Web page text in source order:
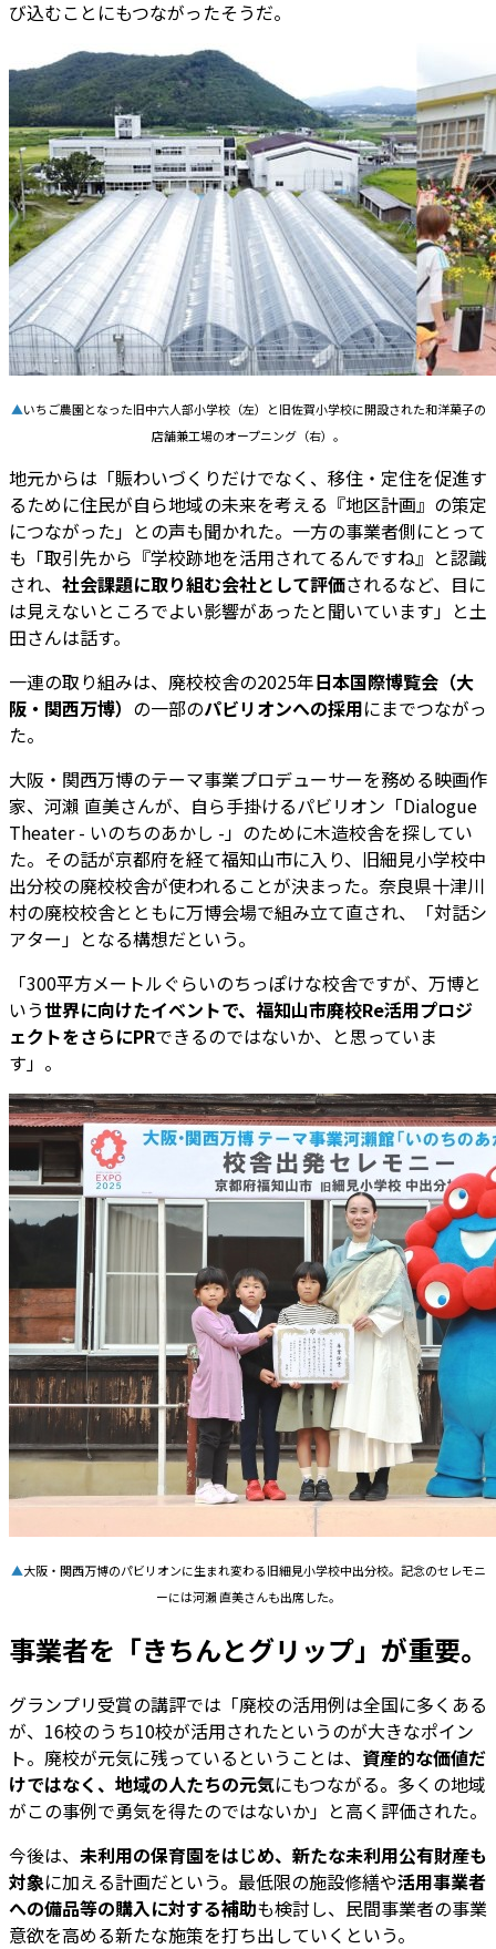
び込むことにもつながったそうだ。
▲いちご農園となった旧中六人部小学校（左）と旧佐賀小学校に開設された和洋菓子の
店舗兼工場のオープニング（右）。
地元からは「賑わいづくりだけでなく、移住・定住を促進す
るために住民が自ら地域の未来を考える『地区計画』の策定
につながった」との声も聞かれた。一方の事業者側にとって
も「取引先から『学校跡地を活用されてるんですね』と認識
され、 社会課題に取り組む会社として評価されるなど、目に
は見えないところでよい影響があったと聞いています」と土
田さんは話す。
一連の取り組みは、廃校校舎の2025年日本国際博覧会（大
阪・関西万博） の一部のパビリオンへの採用にまでつながっ
た。
大阪・関西万博のテーマ事業プロデューサーを務める映画作
家、河瀨 直美さんが、自ら手掛けるパビリオン「Dialogue
Theater - いのちのあかし -」のために木造校舎を探してい
た。その話が京都府を経て福知山市に入り、旧細見小学校中
出分校の廃校校舎が使われることが決まった。奈良県十津川
村の廃校校舎とともに万博会場で組み立て直され、「対話シ
アター」となる構想だという。
「300平方メートルぐらいのちっぽけな校舎ですが、万博と
いう世界に向けたイベントで、福知山市廃校Re活用プロジ
ェクトをさらにPRできるのではないか、と思っていま
す」。
▲大阪・関西万博のパビリオンに生まれ変わる旧細見小学校中出分校。記念のセレモニ
ーには河瀨 直美さんも出席した。
事業者を「きちんとグリップ」が重要。
グランプリ受賞の講評では「廃校の活用例は全国に多くある
が、16校のうち10校が活用されたというのが大きなポイン
ト。廃校が元気に残っているということは、 資産的な価値だ
けではなく、地域の人たちの元気にもつながる。多くの地域
がこの事例で勇気を得たのではないか」と高く評価された。
今後は、 未利用の保育園をはじめ、新たな未利用公有財産も
対象に加える計画だという。最低限の施設修繕や活用事業者
への備品等の購入に対する補助も検討し、民間事業者の事業
意欲を高める新たな施策を打ち出していくという。